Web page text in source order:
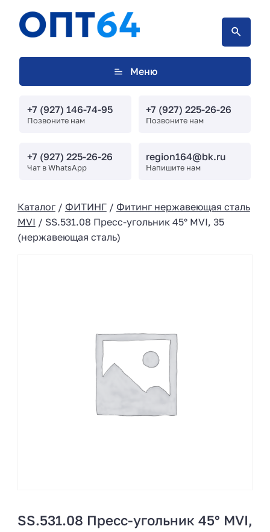
Меню
+7 (927) 146-74-95
Позвоните нам
+7 (927) 225-26-26
Позвоните нам
+7 (927) 225-26-26
Чат в WhatsApp
region164@bk.ru
Напишите нам
Каталог/ ФИТИНГ/ Фитинг нержавеющая сталь
MVI / SS.531.08 Пресс-угольник 45° MVI, 35
(нержавеющая сталь)
SS.531.08 Пресс-угольник 45° MVI,